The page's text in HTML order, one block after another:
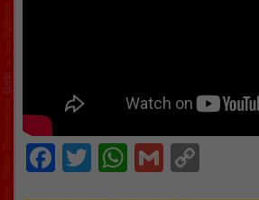
Facebook
Twitter
WhatsApp
Gmail